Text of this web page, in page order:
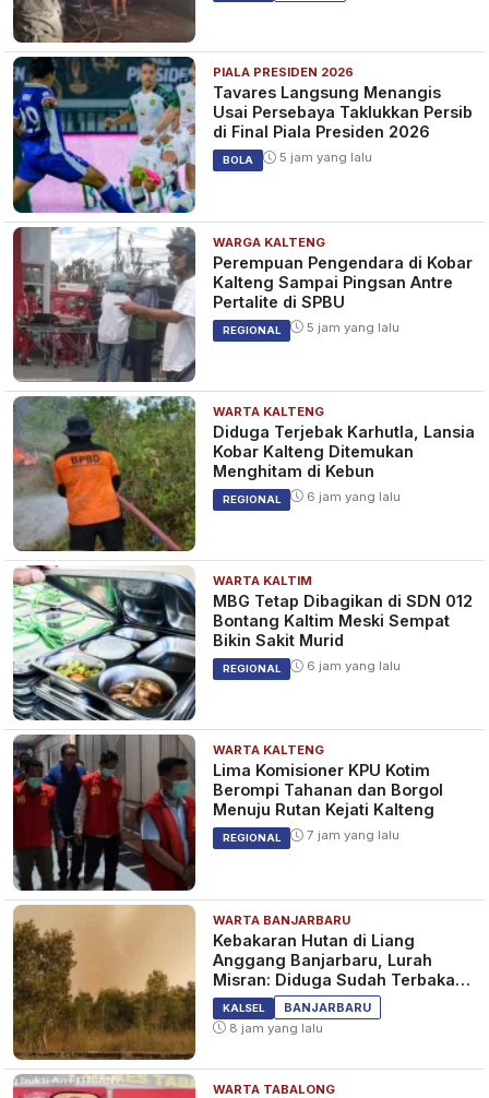
PIALA PRESIDEN 2026
Tavares Langsung Menangis
Usai Persebaya Taklukkan Persib
di Final Piala Presiden 2026
BOLA 5 jam yang lalu
WARGA KALTENG
Perempuan Pengendara di Kobar
Kalteng Sampai Pingsan Antre
Pertalite di SPBU
REGIONAL 5 jam yang lalu
WARTA KALTENG
Diduga Terjebak Karhutla, Lansia
Kobar Kalteng Ditemukan
Menghitam di Kebun
REGIONAL 6 jam yang lalu
WARTA KALTIM
MBG Tetap Dibagikan di SDN 012
Bontang Kaltim Meski Sempat
Bikin Sakit Murid
REGIONAL 6 jam yang lalu
WARTA KALTENG
Lima Komisioner KPU Kotim
Berompi Tahanan dan Borgol
Menuju Rutan Kejati Kalteng
REGIONAL 7 jam yang lalu
WARTA BANJARBARU
Kebakaran Hutan di Liang
Anggang Banjarbaru, Lurah
Misran: Diduga Sudah Terbakar
Sejak Tadi Malam
KALSEL
BANJARBARU
8 jam yang lalu
WARTA TABALONG